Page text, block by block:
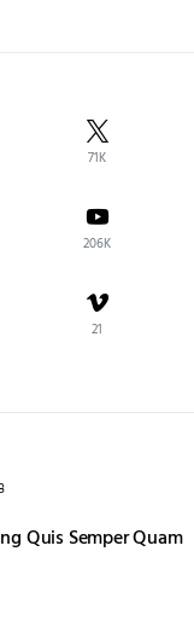
71K
206K
21
Quis Semper Quam